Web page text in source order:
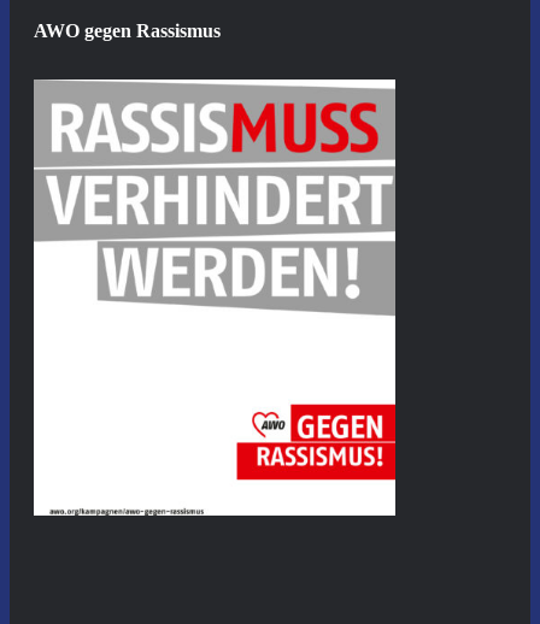
AWO gegen Rassismus